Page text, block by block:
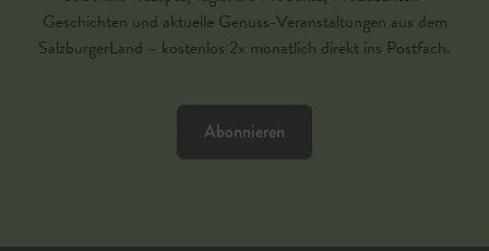
Geschichten und aktuelle Genuss-Veranstaltungen aus dem
SalzburgerLand – kostenlos 2x monatlich direkt ins Postfach.
Abonnieren